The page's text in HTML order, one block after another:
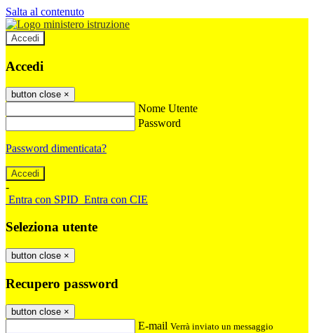
Salta al contenuto
Accedi
Accedi
button close ×
Nome Utente
Password
Password dimenticata?
-
Entra con SPID Entra con CIE
Seleziona utente
button close ×
Recupero password
button close ×
E-mail Verrà inviato un messaggio